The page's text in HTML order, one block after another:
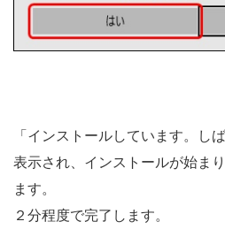
「インストールしています。し
表示され、インストールが始ま
ます。
２分程度で完了します。